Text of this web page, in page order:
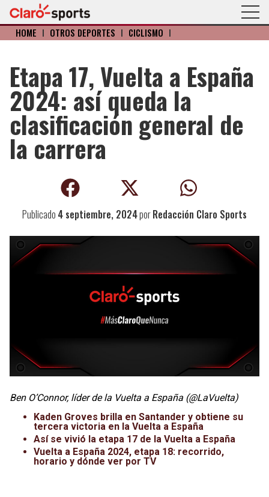
HOME I OTROS DEPORTES I CICLISMO I
Etapa 17, Vuelta a España
2024: así queda la
clasificación general de
la carrera
Publicado 4 septiembre, 2024porRedacción Claro Sports
Ben O’Connor, líder de la Vuelta a España (@LaVuelta)
Kaden Groves brilla en Santander y obtiene su
tercera victoria en la Vuelta a España
Así se vivió la etapa 17 de la Vuelta a España
Vuelta a España 2024, etapa 18: recorrido,
horario y dónde ver por TV